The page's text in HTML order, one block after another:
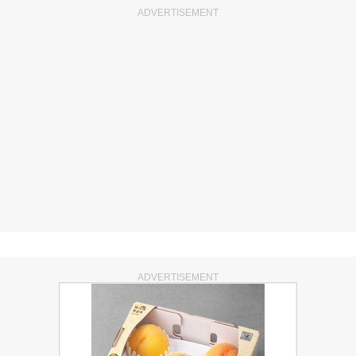
ADVERTISEMENT
ADVERTISEMENT